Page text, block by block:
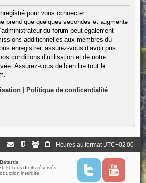
pour vous connecter.
prend que quelques secondes et augmente
du forum peut également
additionnelles aux membres du
enregistrer, assurez-vous d’avoir pris
conditions d’utilisation et de notre
Assurez-vous de bien lire tout le
| Politique de confidentialité
Heures au format UTC+02:00
© Tous droits réservés
interdite
T
Y